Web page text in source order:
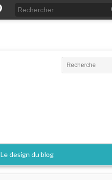
Le design du blog